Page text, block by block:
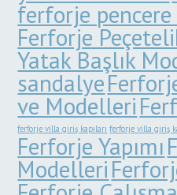
ferforje
Ferforje
Yatak Başlık
sandalye
ve Modelleri
ferforje villa giriş kapıları ferforje villa giriş
Ferforje Yapımı
Modelleri